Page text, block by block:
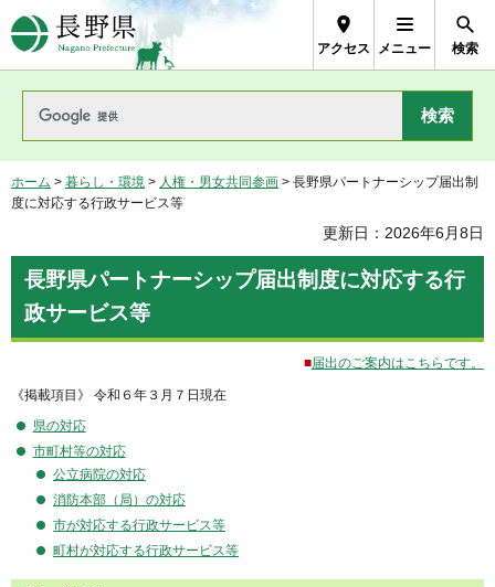
長野県Nagano Prefecture
アクセス メニュー 検索
ホーム > 暮らし・環境 > 人権・男女共同参画 > 長野県パートナーシップ届出制
度に対応する行政サービス等
更新日：2026年6月8日
長野県パートナーシップ届出制度に対応する行
政サービス等
■届出のご案内はこちらです。
《掲載項目》
令和６年３月７日現在
県の対応
市町村等の対応
公立病院の対応
消防本部（局）の対応
市が対応する行政サービス等
町村が対応する行政サービス等